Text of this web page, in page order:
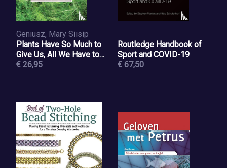
Geniusz, Mary Siisip
Plants Have So Much to
Give Us, All We Have to
Do Is Ask
€ 26,95
Routledge Handbook of
Sport and COVID-19
€ 67,50